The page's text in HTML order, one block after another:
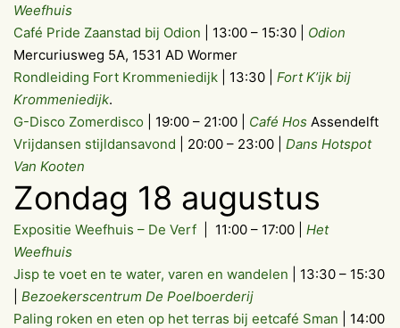
Weefhuis
Café Pride Zaanstad bij Odion | 13:00 – 15:30 | Odion
Mercuriusweg 5A, 1531 AD Wormer
Rondleiding Fort Krommeniedijk | 13:30 | Fort K’ijk bij
Krommeniedijk.
G-Disco Zomerdisco | 19:00 – 21:00 | Café Hos Assendelft
Vrijdansen stijldansavond | 20:00 – 23:00 | Dans Hotspot
Van Kooten
Zondag 18 augustus
Expositie Weefhuis – De Verf | 11:00 – 17:00 | Het
Weefhuis
Jisp te voet en te water, varen en wandelen | 13:30 – 15:30
Bezoekerscentrum De Poelboerderij
Paling roken en eten op het terras bij eetcafé Sman | 14:00